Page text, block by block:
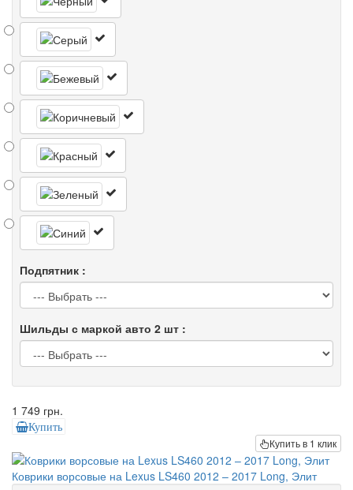
Подпятник :
Шильды с маркой авто 2 шт :
1 749 грн.
Купить
Купить в 1 клик
Коврики ворсовые на Lexus LS460 2012 – 2017 Long, Элит